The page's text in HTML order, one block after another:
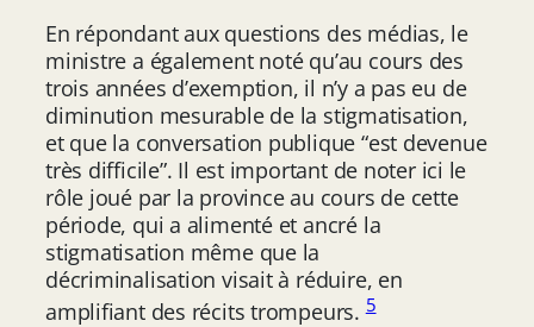
En répondant aux questions des médias, le
ministre a également noté qu’au cours des
trois années d’exemption, il n’y a pas eu de
diminution mesurable de la stigmatisation,
et que la conversation publique “est devenue
très difficile”. Il est important de noter ici le
rôle joué par la province au cours de cette
période, qui a alimenté et ancré la
stigmatisation même que la
décriminalisation visait à réduire, en
amplifiant des récits trompeurs.5